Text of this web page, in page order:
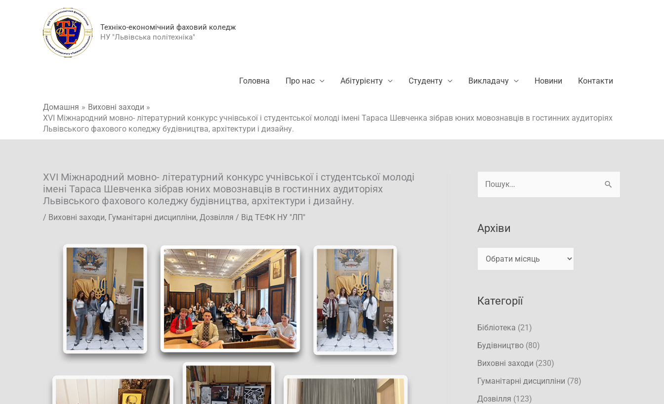
Техніко-економічний фаховий коледж
НУ "Львівська політехніка"
Головна Про нас Абітурієнту Студенту Викладачу Новини Контакти
Домашня
Виховні заходи
XVI Міжнародний мовно- літературний конкурс учнівської і студентської молоді імені Тараса Шевченка зібрав юних мовознавців в гостинних аудиторіях
Львівського фахового коледжу будівництва, архітектури і дизайну.
XVI Міжнародний мовно- літературний конкурс учнівської і студентської молоді
імені Тараса Шевченка зібрав юних мовознавців в гостинних аудиторіях
Львівського фахового коледжу будівництва, архітектури і дизайну.
/ Виховні заходи, Гуманітарні дисципліни, Дозвілля / Від ТЕФК НУ "ЛП"
а
т
Архіви
Категорії
Бібліотека (21)
Будівництво (80)
Виховні заходи (230)
Гуманітарні дисципліни (78)
Дозвілля (123)